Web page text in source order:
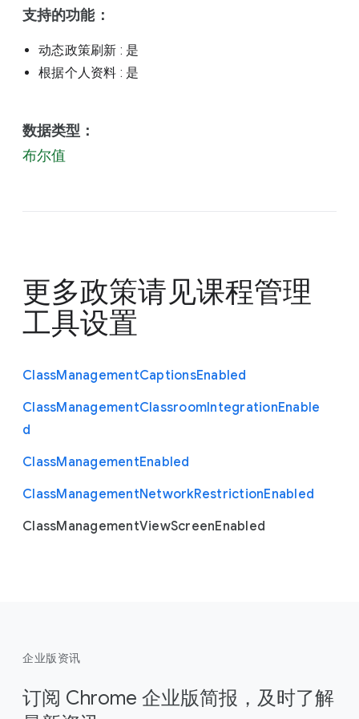
支持的功能：
动态政策刷新 : 是
根据个人资料 : 是
数据类型：
布尔值
更多政策请见课程管理
工具设置
ClassManagementCaptionsEnabled
ClassManagementClassroomIntegrationEnable
d
ClassManagementEnabled
ClassManagementNetworkRestrictionEnabled
ClassManagementViewScreenEnabled
企业版资讯
订阅 Chrome 企业版简报，及时了解